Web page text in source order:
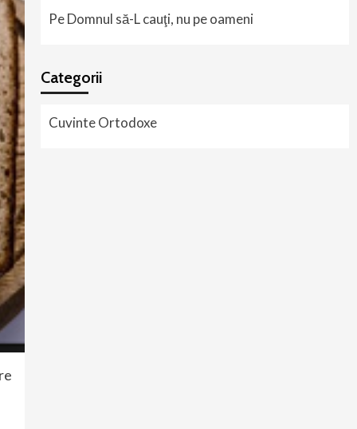
Pe Domnul să-L cauţi, nu pe oameni
Categorii
Cuvinte Ortodoxe